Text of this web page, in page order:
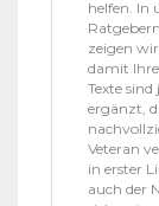
helfen. In
zeigen
damit
Texte
ergänzt,
Veteran
in erster
auch der